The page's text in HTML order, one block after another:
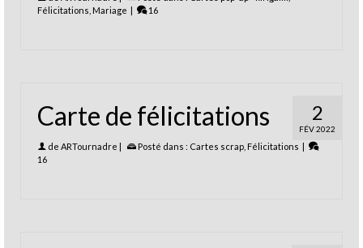
Félicitations Mariage | 16
2
FÉV 2022
Carte de félicitations
de ARTournadre | Posté dans : Cartes scrap Félicitations |
16